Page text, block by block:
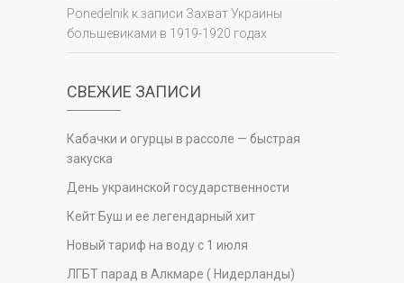
Ponedelnik к записи Захват Украины
большевиками в 1919-1920 годах
СВЕЖИЕ ЗАПИСИ
Кабачки и огурцы в рассоле — быстрая
закуска
День украинской государственности
Кейт Буш и ее легендарный хит
Новый тариф на воду с 1 июля
ЛГБТ парад в Алкмаре ( Нидерланды)